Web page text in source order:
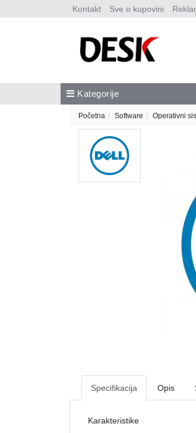
Kontakt Sve o kupovini
Kategorije
Početna Software Operativni
Specifikacija Opis
Karakteristike